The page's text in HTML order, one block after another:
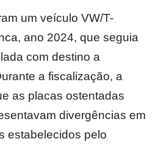
um veículo VW/T-
ano 2024, que seguia
com destino a
a fiscalização, a
as placas ostentadas
divergências em
estabelecidos pelo